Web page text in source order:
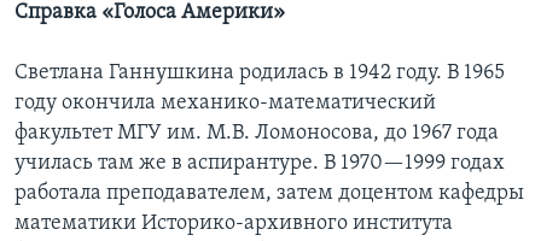
Справка «Голоса Америки»
Светлана Ганнушкина родилась в 1942 году. В 1965
году окончила механико-математический
факультет МГУ им. М.В. Ломоносова, до 1967 года
училась там же в аспирантуре. В 1970—1999 годах
работала преподавателем, затем доцентом кафедры
математики Историко-архивного института